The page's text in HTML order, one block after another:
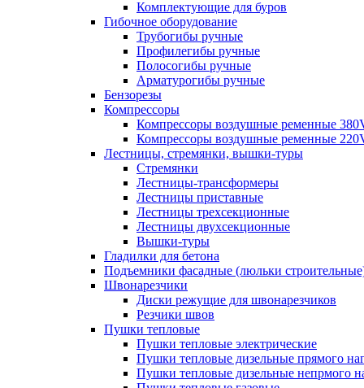
Комплектующие для буров
Гибочное оборудование
Трубогибы ручные
Профилегибы ручные
Полосогибы ручные
Арматурогибы ручные
Бензорезы
Компрессоры
Компрессоры воздушные ременные
Компрессоры воздушные ременные
Лестницы, стремянки, вышки-туры
Стремянки
Лестницы-трансформеры
Лестницы приставные
Лестницы трехсекционные
Лестницы двухсекционные
Вышки-туры
Гладилки для бетона
Подъемники фасадные (люльки
Швонарезчики
Диски режущие для швонарезчиков
Резчики швов
Пушки тепловые
Пушки тепловые электрические
Пушки тепловые дизельные прямого
Пушки тепловые дизельные непрмого